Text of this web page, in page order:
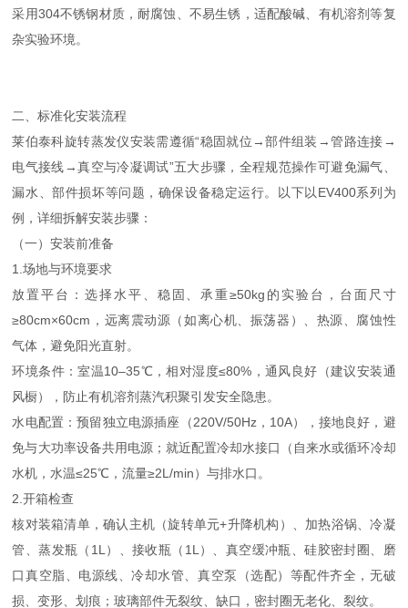
采用304不锈钢材质，耐腐蚀、不易生锈，适配酸碱、有机溶剂等复
杂实验环境。
二、标准化安装流程
莱伯泰科旋转蒸发仪安装需遵循“稳固就位→部件组装→管路连接→
电气接线→真空与冷凝调试”五大步骤，全程规范操作可避免漏气、
漏水、部件损坏等问题，确保设备稳定运行。以下以EV400系列为
例，详细拆解安装步骤：
（一）安装前准备
1.场地与环境要求
放置平台：选择水平、稳固、承重≥50kg的实验台，台面尺寸
≥80cm×60cm，远离震动源（如离心机、振荡器）、热源、腐蚀性
气体，避免阳光直射。
环境条件：室温10–35℃，相对湿度≤80%，通风良好（建议安装通
风橱），防止有机溶剂蒸汽积聚引发安全隐患。
水电配置：预留独立电源插座（220V/50Hz，10A），接地良好，避
免与大功率设备共用电源；就近配置冷却水接口（自来水或循环冷却
水机，水温≤25℃，流量≥2L/min）与排水口。
2.开箱检查
核对装箱清单，确认主机（旋转单元+升降机构）、加热浴锅、冷凝
管、蒸发瓶（1L）、接收瓶（1L）、真空缓冲瓶、硅胶密封圈、磨
口真空脂、电源线、冷却水管、真空泵（选配）等配件齐全，无破
损、变形、划痕；玻璃部件无裂纹、缺口，密封圈无老化、裂纹。